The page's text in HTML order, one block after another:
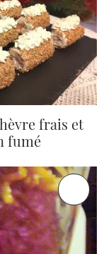
frais et
fumé